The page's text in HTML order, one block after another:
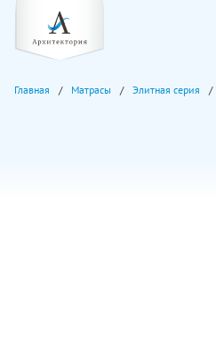
Главная Матрасы Элитная серия